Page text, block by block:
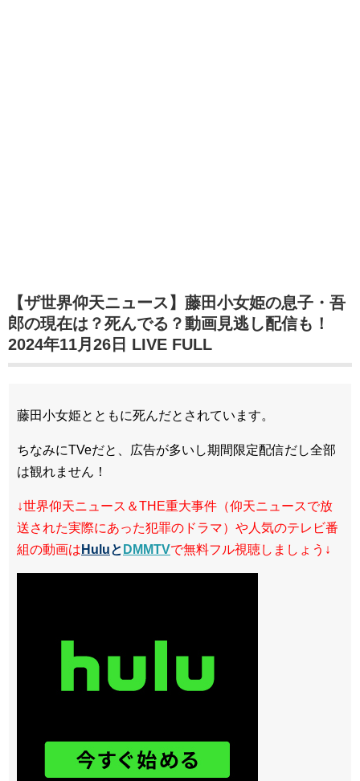
【ザ世界仰天ニュース】藤田小女姫の息子・吾
郎の現在は？死んでる？動画見逃し配信も！
2024年11月26日 LIVE FULL
藤田小女姫とともに死んだとされています。
ちなみにTVeだと、広告が多いし期間限定配信だし全部
は観れません！
↓世界仰天ニュース＆THE重大事件（仰天ニュースで放
送された実際にあった犯罪のドラマ）や人気のテレビ番
組の動画は Huluと DMMTVで無料フル視聴しましょう↓